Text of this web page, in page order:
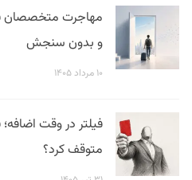
مهاجرت متخصصان
و بدون سنجش
۱۰ مرداد ۱۴۰۵
متوقف کرد؟